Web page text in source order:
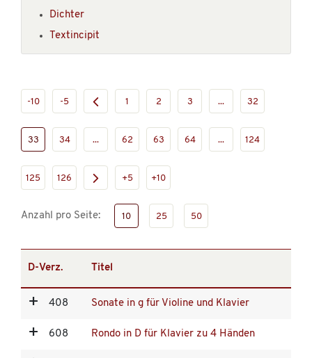
Dichter
Textincipit
-10 -5 1 2 3 ... 32
33 34 ... 62 63 64 ... 124
125 126 +5 +10
Anzahl pro Seite: 10 25 50
D-Verz. Titel
408 Sonate in g für Violine und Klavier
608 Rondo in D für Klavier zu 4 Händen